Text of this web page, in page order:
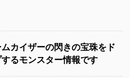
カイザーの閃きの宝珠をド
するモンスター情報です